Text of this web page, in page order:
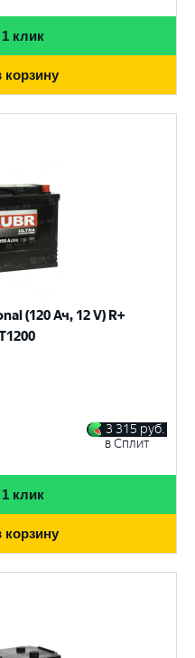
клик
корзину
(120 Ач, 12 V) R+
3 315 руб.
в Сплит
клик
корзину